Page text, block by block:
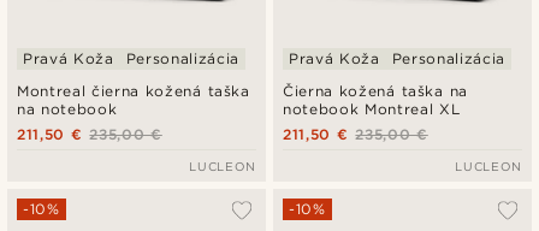
Montreal čierna kožená taška
na notebook
Pravá Koža Personalizácia
235,00 €
211,50 €
LUCLEON
Čierna kožená taška na
notebook Montreal XL
Pravá Koža Personalizácia
235,00 €
211,50 €
LUCLEON
-10% -10%